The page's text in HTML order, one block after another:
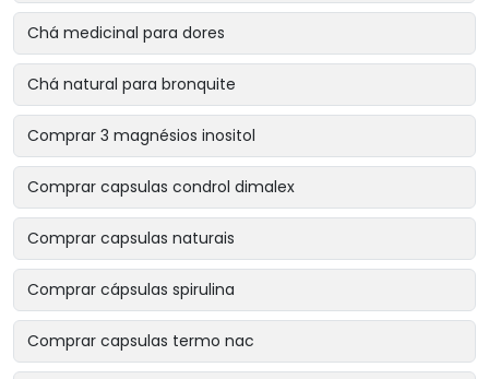
Chá medicinal para dores
Chá natural para bronquite
Comprar 3 magnésios inositol
Comprar capsulas condrol dimalex
Comprar capsulas naturais
Comprar cápsulas spirulina
Comprar capsulas termo nac